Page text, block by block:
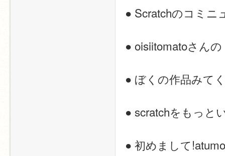
● Scratchのコミニ
● oisiitomatoさん
● ぼくの作品みて
● scratchをもっと
● 初めまして